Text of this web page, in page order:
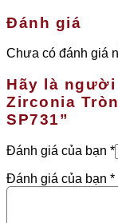
Đánh giá
Chưa có đánh giá
Hãy là
Zirconia
SP731”
Đánh giá của bạn *
Đánh giá của bạn *